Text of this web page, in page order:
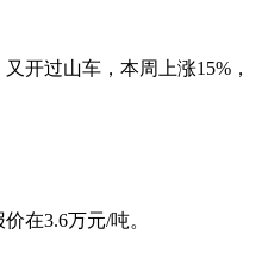
开过山车，本周上涨15%，
在3.6万元/吨。